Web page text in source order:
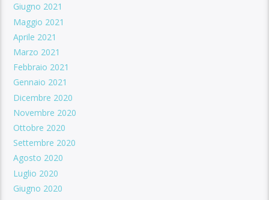
Giugno 2021
Maggio 2021
Aprile 2021
Marzo 2021
Febbraio 2021
Gennaio 2021
Dicembre 2020
Novembre 2020
Ottobre 2020
Settembre 2020
Agosto 2020
Luglio 2020
Giugno 2020